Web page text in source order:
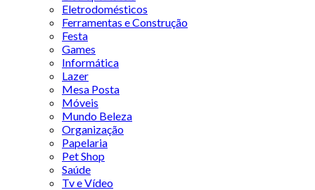
Eletrodomésticos
Ferramentas e Construção
Festa
Games
Informática
Lazer
Mesa Posta
Móveis
Mundo Beleza
Organização
Papelaria
Pet Shop
Saúde
Tv e Vídeo